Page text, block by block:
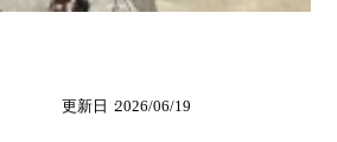
更新日 2026/06/19